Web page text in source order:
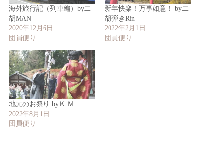
海外旅行記（列車編）by二
胡MAN
2020年12月6日
団員便り
新年快楽！万事如意！ by二
胡弾きRin
2022年2月1日
団員便り
地元のお祭り byＫ.Ｍ
2022年8月1日
団員便り